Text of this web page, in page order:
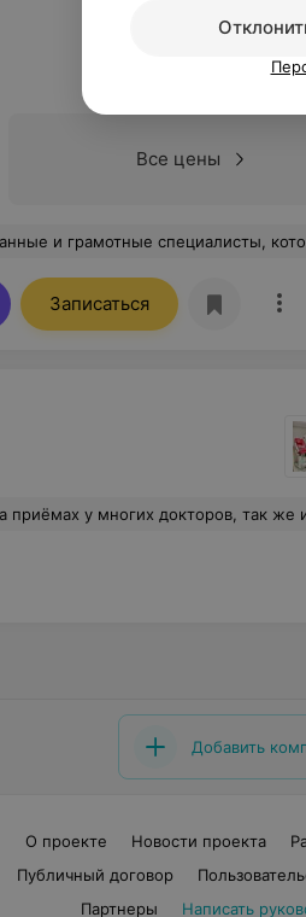
Все цены
относятся к своей работе. Медперсонал вежливый и внимательный, очередей нет.
Записаться
комфортная. Специалисты высшего класса. Наконец-то у нас в городе появился центр высокого уровня!
Добавить
О проекте Новости проекта
Публичный договор
Партнеры
Написать